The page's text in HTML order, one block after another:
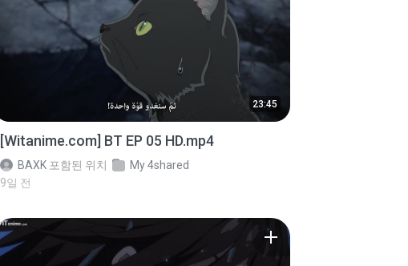
23:45
[Witanime.com] BT EP 05 HD.mp4
BAXK 포함된 위치
My 4shared
9일 전